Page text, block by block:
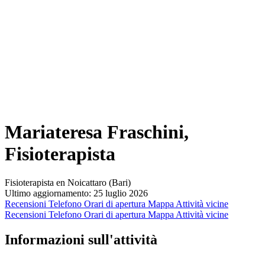
Mariateresa Fraschini,
Fisioterapista
Fisioterapista en Noicattaro (Bari)
Ultimo aggiornamento: 25 luglio 2026
Recensioni Telefono Orari di apertura Mappa Attività vicine
Recensioni Telefono Orari di apertura Mappa Attività vicine
Informazioni sull'attività